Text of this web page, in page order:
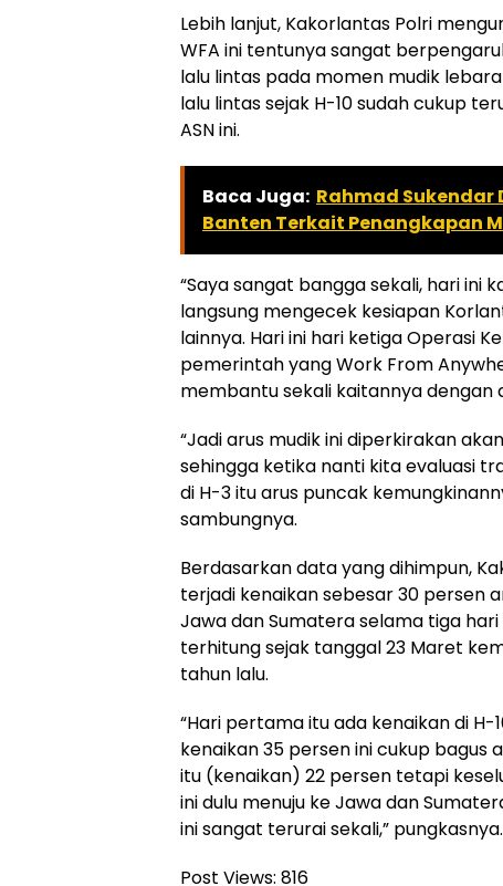
Lebih lanjut, Kakorlantas Polri
WFA ini tentunya sangat
lalu lintas pada momen mudik
lalu lintas sejak H-10 sudah cukup
ASN ini.
Baca Juga: Rahmad Sukendar
Banten Terkait Penangkapan
“Saya sangat bangga sekali, hari ini
langsung mengecek kesiapan
lainnya. Hari ini hari ketiga Operasi
pemerintah yang Work From
membantu sekali kaitannya dengan
“Jadi arus mudik ini diperkirakan
sehingga ketika nanti kita evaluasi
di H-3 itu arus puncak
sambungnya.
Berdasarkan data yang dihimpun,
terjadi kenaikan sebesar 30 persen
Jawa dan Sumatera selama tiga
terhitung sejak tanggal 23 Maret
tahun lalu.
“Hari pertama itu ada kenaikan di H-
kenaikan 35 persen ini cukup bagus
itu (kenaikan) 22 persen tetapi
ini dulu menuju ke Jawa dan
ini sangat terurai sekali,” pungkasnya.
Post Views: 816